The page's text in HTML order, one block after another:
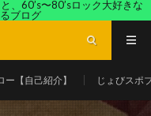
、60’s〜80’sロック大好きな
ブログ
ー【自己紹介】 じょびスポ